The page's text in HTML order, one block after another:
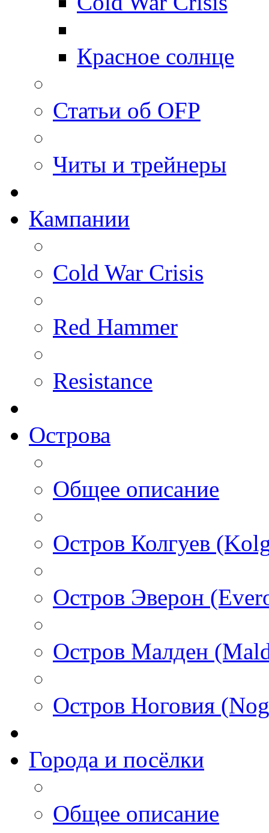
Красное солнце
Статьи об OFP
Читы и трейнеры
Кампании
Cold War Crisis
Red Hammer
Resistance
Острова
Общее описание
Остров Колгуев
Остров Эверон
Остров Малден
Остров Ноговия
Города и посёлки
Общее описание